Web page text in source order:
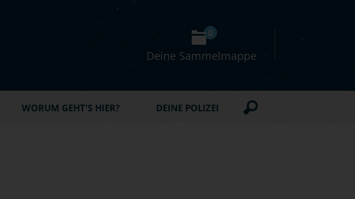
Deine Sammelmappe
0
WORUM GEHT'S HIER? DEINE POLIZEI